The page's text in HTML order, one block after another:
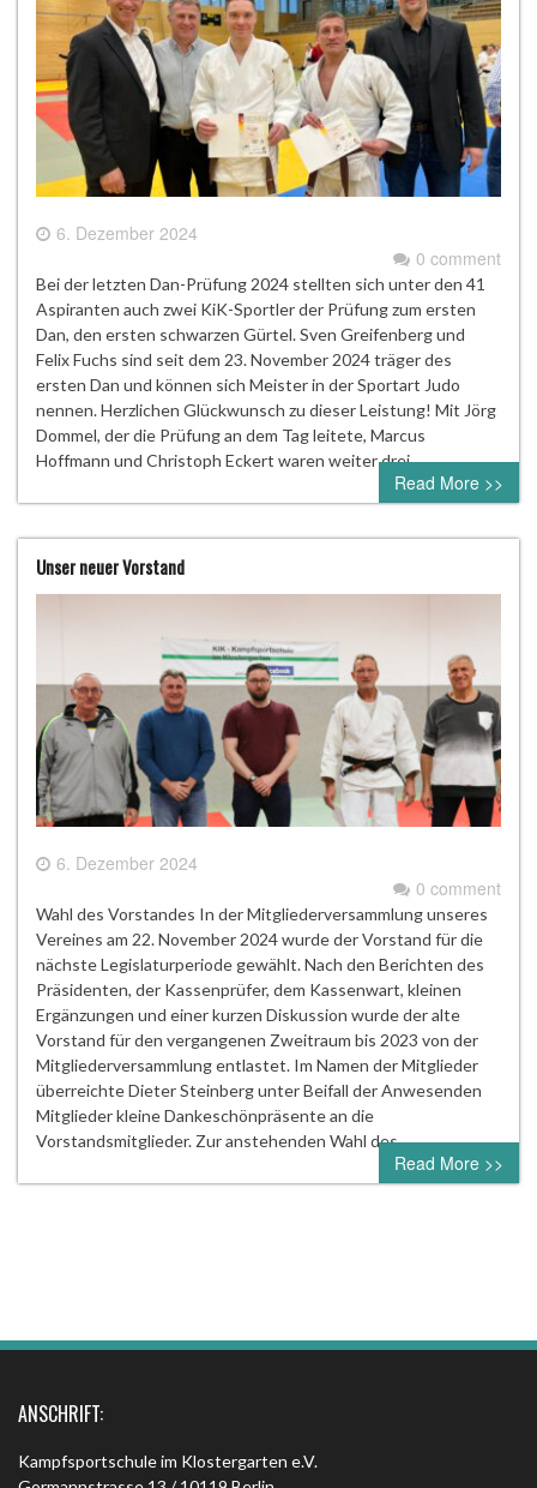
6. Dezember 2024
0 comment
Bei der letzten Dan-Prüfung 2024 stellten sich unter den 41
Aspiranten auch zwei KiK-Sportler der Prüfung zum ersten
Dan, den ersten schwarzen Gürtel. Sven Greifenberg und
Felix Fuchs sind seit dem 23. November 2024 träger des
ersten Dan und können sich Meister in der Sportart Judo
nennen. Herzlichen Glückwunsch zu dieser Leistung! Mit Jörg
Dommel, der die Prüfung an dem Tag leitete, Marcus
Hoffmann und Christoph Eckert waren weiter drei…
Read More >>
Unser neuer Vorstand
6. Dezember 2024
0 comment
Wahl des Vorstandes In der Mitgliederversammlung unseres
Vereines am 22. November 2024 wurde der Vorstand für die
nächste Legislaturperiode gewählt. Nach den Berichten des
Präsidenten, der Kassenprüfer, dem Kassenwart, kleinen
Ergänzungen und einer kurzen Diskussion wurde der alte
Vorstand für den vergangenen Zweitraum bis 2023 von der
Mitgliederversammlung entlastet. Im Namen der Mitglieder
überreichte Dieter Steinberg unter Beifall der Anwesenden
Mitglieder kleine Dankeschönpräsente an die
Vorstandsmitglieder. Zur anstehenden Wahl des…
Read More >>
ANSCHRIFT:
Kampfsportschule im Klostergarten e.V.